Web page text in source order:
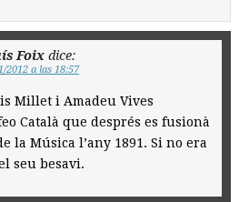
Foix dice:
2012 a las 18:57
Millet i Amadeu Vives
Català que després es fusionà
la Música l’any 1891. Si no era
seu besavi.